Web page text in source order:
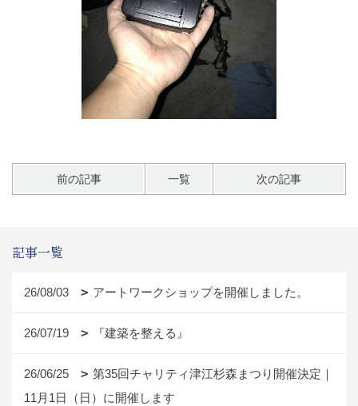
前の記事 一覧 次の記事
記事一覧
26/08/03 アートワークショップを開催しました。
26/07/19 『建築を整える』
26/06/25
第35回チャリティ津江杉森まつり開催決定｜
11月1日（日）に開催します